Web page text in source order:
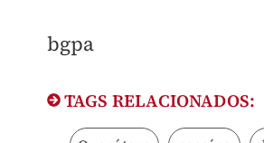
bgpa​
TAGS RELACIONADOS: